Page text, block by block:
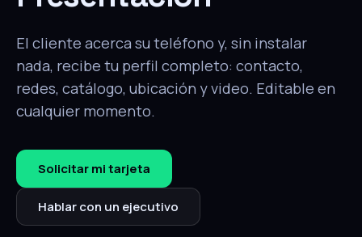
El cliente acerca su teléfono y, sin instalar
nada, recibe tu perfil completo: contacto,
redes, catálogo, ubicación y video. Editable en
cualquier momento.
Solicitar mi tarjeta
Hablar con un ejecutivo